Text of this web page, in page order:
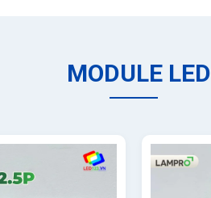
MODULE LED